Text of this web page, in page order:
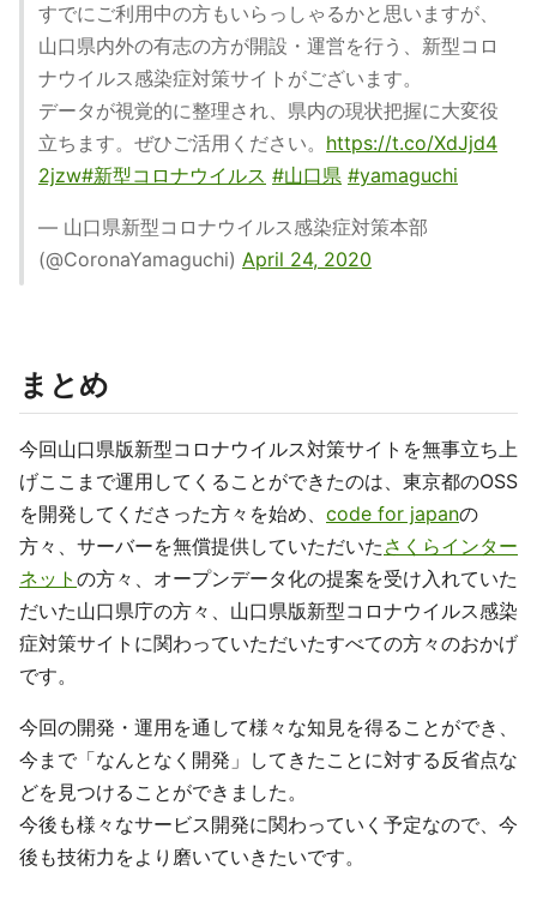
すでにご利用中の方もいらっしゃるかと思いますが、
山口県内外の有志の方が開設・運営を行う、新型コロ
ナウイルス感染症対策サイトがございます。
データが視覚的に整理され、県内の現状把握に大変役
立ちます。ぜひご活用ください。 https://t.co/XdJjd4
2jzw#新型コロナウイルス #山口県 #yamaguchi
— 山口県新型コロナウイルス感染症対策本部
(@CoronaYamaguchi) April 24, 2020
まとめ
今回山口県版新型コロナウイルス対策サイトを無事立ち上
げここまで運用してくることができたのは、東京都のOSS
を開発してくださった方々を始め、 code for japanの
方々、サーバーを無償提供していただいた さくらインター
ネット の方々、オープンデータ化の提案を受け入れていた
だいた山口県庁の方々、山口県版新型コロナウイルス感染
症対策サイトに関わっていただいたすべての方々のおかげ
です。
今回の開発・運用を通して様々な知見を得ることができ、
今まで「なんとなく開発」してきたことに対する反省点な
どを見つけることができました。
今後も様々なサービス開発に関わっていく予定なので、今
後も技術力をより磨いていきたいです。